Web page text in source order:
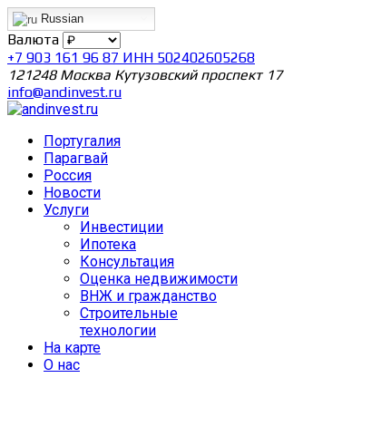
Russian
Валюта
+7 903 161 96 87 ИНН 502402605268
121248 Москва Кутузовский проспект 17
info@andinvest.ru
Португалия
Парагвай
Россия
Новости
Услуги
Инвестиции
Ипотека
Консультация
Оценка недвижимости
ВНЖ и гражданство
Строительные
технологии
На карте
О нас